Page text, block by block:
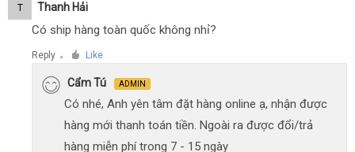
T Thanh Hải
Có ship hàng toàn quốc không nhỉ?
Reply ● Like
Cẩm Tú ADMIN
Có nhé, Anh yên tâm đặt hàng online ạ, nhận được
hàng mới thanh toán tiền. Ngoài ra được đổi/trả
hàng miễn phí trong 7 - 15 ngày